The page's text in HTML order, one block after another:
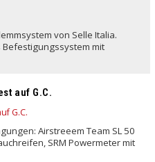
von Selle Italia.
mit
auf G.C.
Airstreeem Team SL 50
SRM Powermeter mit